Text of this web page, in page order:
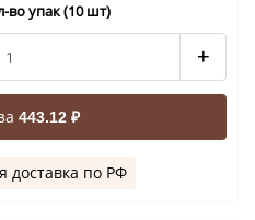
во упак (10 шт)
+
443.12 ₽
доставка по РФ